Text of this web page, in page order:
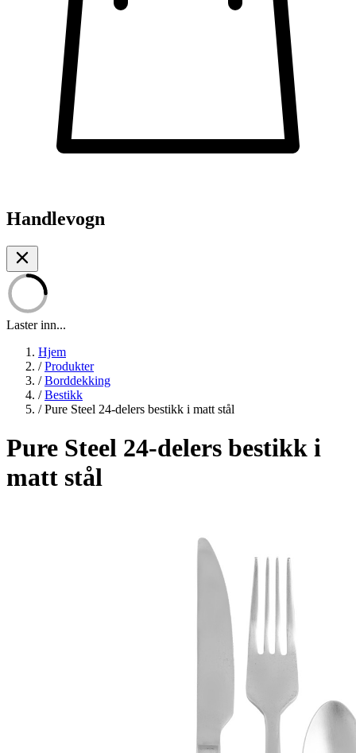
Handlevogn
Laster inn...
Hjem
/ Produkter
/ Borddekking
/ Bestikk
/ Pure Steel 24-delers bestikk i matt stål
Pure Steel 24-delers bestikk i
matt stål